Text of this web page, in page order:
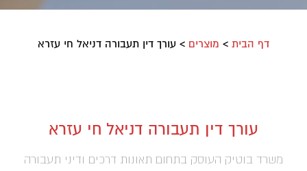
דף הבית > מוצרים > עורך דין תעבורה דניאל חי עזרא
עורך דין תעבורה דניאל חי עזרא
משרד בוטיק העוסק בתחום תאונות דרכים ודיני תעבורה